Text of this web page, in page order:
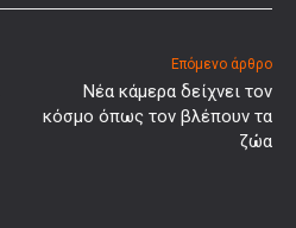
Επόμενο άρθρο
Νέα κάμερα δείχνει τον
κόσμο όπως τον βλέπουν τα
ζώα